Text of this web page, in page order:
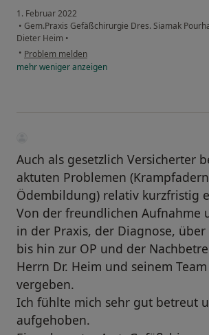
1. Februar 2022
• Gem.Praxis Gefäßchirurgie Dres. Siamak
Dieter Heim •
• Problem melden
mehrwenigeranzeigen
Auch als gesetzlich Versicherter
aktuten Problemen
Ödembildung) relativ kurzfristig
Von der freundlichen Aufnahme
in der Praxis, der Diagnose,
bis hin zur OP und der
Herrn Dr. Heim und seinem
vergeben.
Ich fühlte mich sehr gut betreut
aufgehoben.